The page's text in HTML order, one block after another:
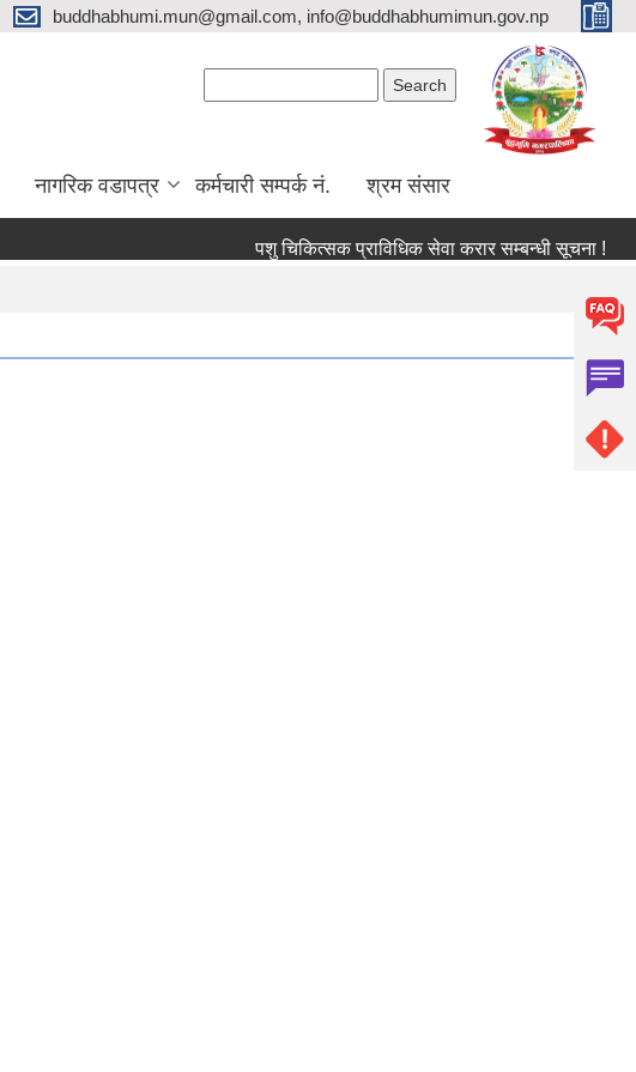
buddhabhumi.mun@gmail.com, info@buddhabhumimun.gov.np
नागरिक वडापत्र कर्मचारी सम्पर्क नं. श्रम संसार
पशु चिकित्सक प्राविधिक सेवा करार सम्बन्धी सूचना !